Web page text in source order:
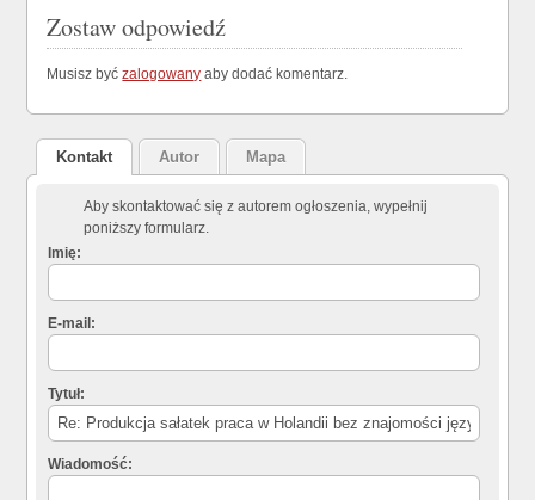
Zostaw odpowiedź
Musisz byćzalogowany aby dodać komentarz.
Kontakt Autor Mapa
Aby skontaktować się z autorem ogłoszenia, wypełnij
poniższy formularz.
Imię:
E-mail:
Tytuł:
Wiadomość: